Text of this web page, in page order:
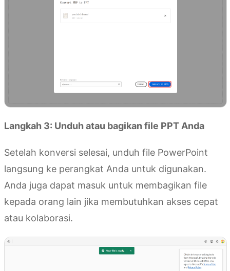
Langkah 3: Unduh atau bagikan file PPT Anda
Setelah konversi selesai, unduh file PowerPoint
langsung ke perangkat Anda untuk digunakan.
Anda juga dapat masuk untuk membagikan file
kepada orang lain jika membutuhkan akses cepat
atau kolaborasi.